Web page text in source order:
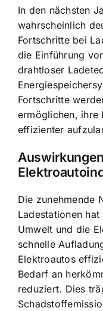
In den nächsten
wahrscheinlich
Fortschritte bei
die Einführung
drahtloser
Fortschritte
ermöglichen, ihre
effizienter
Die zunehmende
Ladestationen
Umwelt und die
schnelle
Elektroautos
Bedarf an
reduziert. Dies